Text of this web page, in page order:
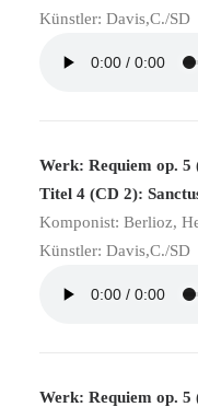
Künstler: Davis,C./SD
Werk: Requiem op. 5
Titel 4 (CD 2):
Komponist: Berlioz,
Künstler: Davis,C./SD
Werk: Requiem op. 5